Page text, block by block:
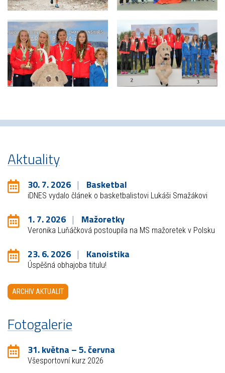
Aktuality
30. 7. 2026 Basketbal
iDNES vydalo článek o basketbalistovi Lukáši Smažákovi
1. 7. 2026 Mažoretky
Veronika Luňáčková postoupila na MS mažoretek v Polsku
23. 6. 2026 Kanoistika
Úspěšná obhajoba titulu!
ARCHIV AKTUALIT
Fotogalerie
31. května – 5. června
Všesportovní kurz 2026